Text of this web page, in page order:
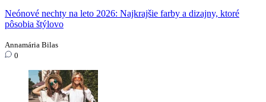
Neónové nechty na leto 2026: Najkrajšie farby a dizajny, ktoré
pôsobia štýlovo
Annamária Bilas
0